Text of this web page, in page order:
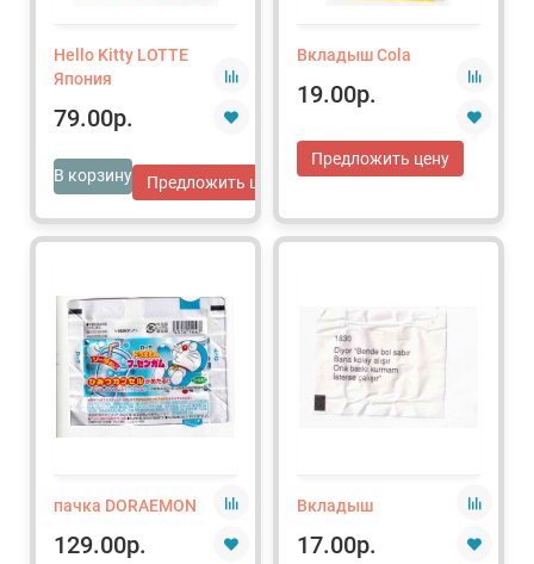
Hello Kitty LOTTE
Япония
79.00р.
В корзину Предложить цену
Вкладыш Cola
19.00р.
Предложить цену
пачка DORAEMON
129.00р.
Вкладыш
17.00р.